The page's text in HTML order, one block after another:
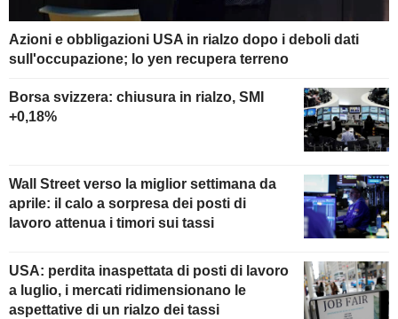
Azioni e obbligazioni USA in rialzo dopo i deboli dati
sull'occupazione; lo yen recupera terreno
Borsa svizzera: chiusura in rialzo, SMI
+0,18%
Wall Street verso la miglior settimana da
aprile: il calo a sorpresa dei posti di
lavoro attenua i timori sui tassi
USA: perdita inaspettata di posti di lavoro
a luglio, i mercati ridimensionano le
aspettative di un rialzo dei tassi